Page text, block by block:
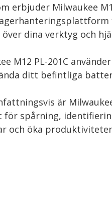
erbjuder Milwaukee
dina verktyg och
M12 PL-201C
ditt befintliga
är
för spårning,
och öka